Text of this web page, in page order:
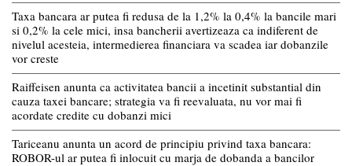
Taxa bancara ar putea fi redusa de la 1,2% la 0,4% la bancile mari
si 0,2% la cele mici, insa bancherii avertizeaza ca indiferent de
nivelul acesteia, intermedierea financiara va scadea iar dobanzile
vor creste
Raiffeisen anunta ca activitatea bancii a incetinit substantial din
cauza taxei bancare; strategia va fi reevaluata, nu vor mai fi
acordate credite cu dobanzi mici
Tariceanu anunta un acord de principiu privind taxa bancara:
ROBOR-ul ar putea fi inlocuit cu marja de dobanda a bancilor